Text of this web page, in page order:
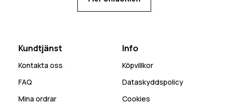
Kundtjänst
Kontakta oss
FAQ
Mina ordrar
Info
Köpvillkor
Dataskyddspolicy
Cookies